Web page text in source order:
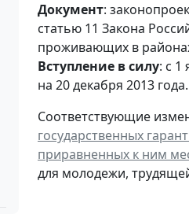
Документ:
статью 11 Закона
проживающих в
Вступление в силу: с 1
на 20 декабря 2013 года.
Соответствующие
государственных
приравненных к ним
для молодежи,